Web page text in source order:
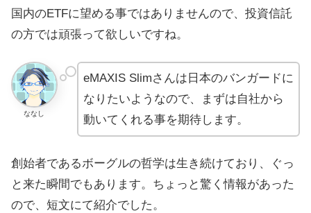
国内のETFに望める事ではありませんので、投資信託
の方では頑張って欲しいですね。
ななし
eMAXIS Slimさんは日本のバンガードに
なりたいようなので、まずは自社から
動いてくれる事を期待します。
創始者であるボーグルの哲学は生き続けており、ぐっ
と来た瞬間でもあります。ちょっと驚く情報があった
ので、短文にて紹介でした。